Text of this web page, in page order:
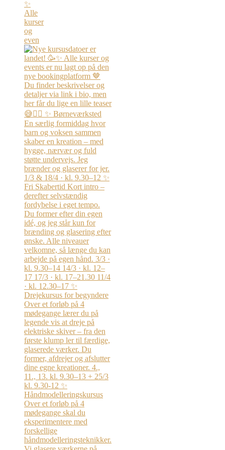
✨
Alle
kurser
og
even